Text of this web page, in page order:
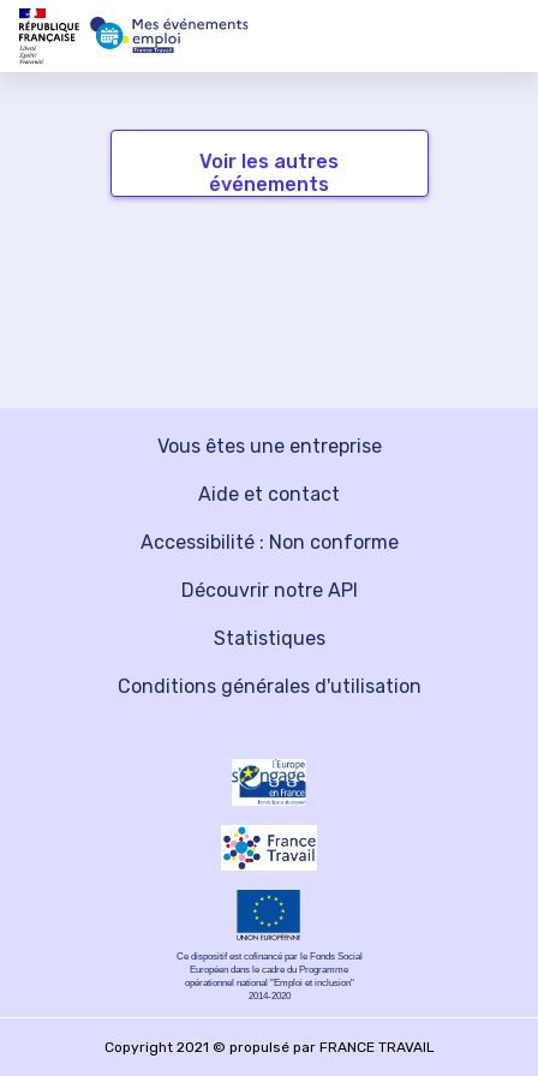
Voir les autres
événements
Vous êtes une entreprise
Découvrir notre API
Aide et contact
Statistiques
Accessibilité : Non conforme
Conditions générales d'utilisation
Ce dispositif est cofinancé par le Fonds Social
Européen dans le cadre du Programme
opérationnel national "Emploi et inclusion"
2014-2020
Copyright 2021 © propulsé par FRANCE TRAVAIL